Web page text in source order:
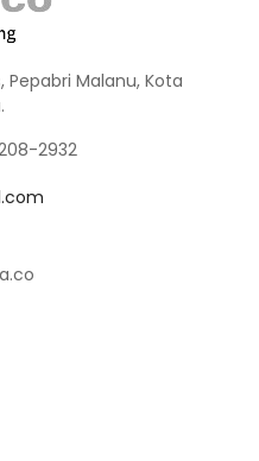
Pepabri Malanu, Kota
2932